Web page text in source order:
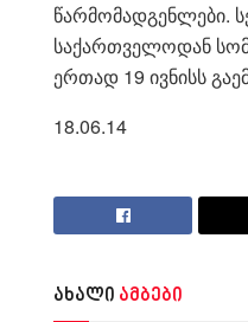
წარმომადგენლები.
საქართველოდან
ერთად 19 ივნისს
18.06.14
ახალი ამბები